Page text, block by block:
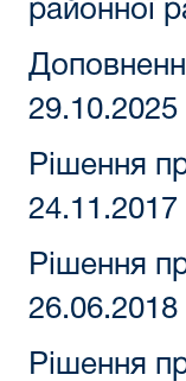
районної
29.10.2025
Рішення
24.11.2017
Рішення
26.06.2018
Рішення